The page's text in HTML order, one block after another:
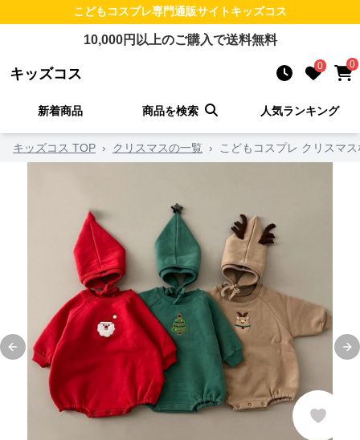
こどもコスプレ専門通販サイトキッズコス
10,000円以上のご購入で送料無料
キッズコス 0 0
新着商品 商品を検索 人気ランキング
キッズコス TOP › クリスマスの一覧 › こどもコスプレ クリスマ
Previous slide